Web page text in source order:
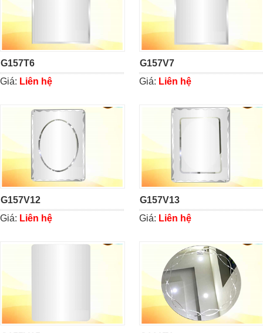
G157T6
Giá: Liên hệ
G157V7
Giá: Liên hệ
G157V12
Giá: Liên hệ
G157V13
Giá: Liên hệ